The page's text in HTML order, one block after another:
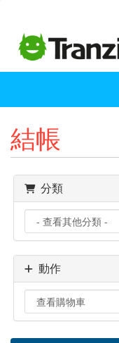
結帳
分類
動作